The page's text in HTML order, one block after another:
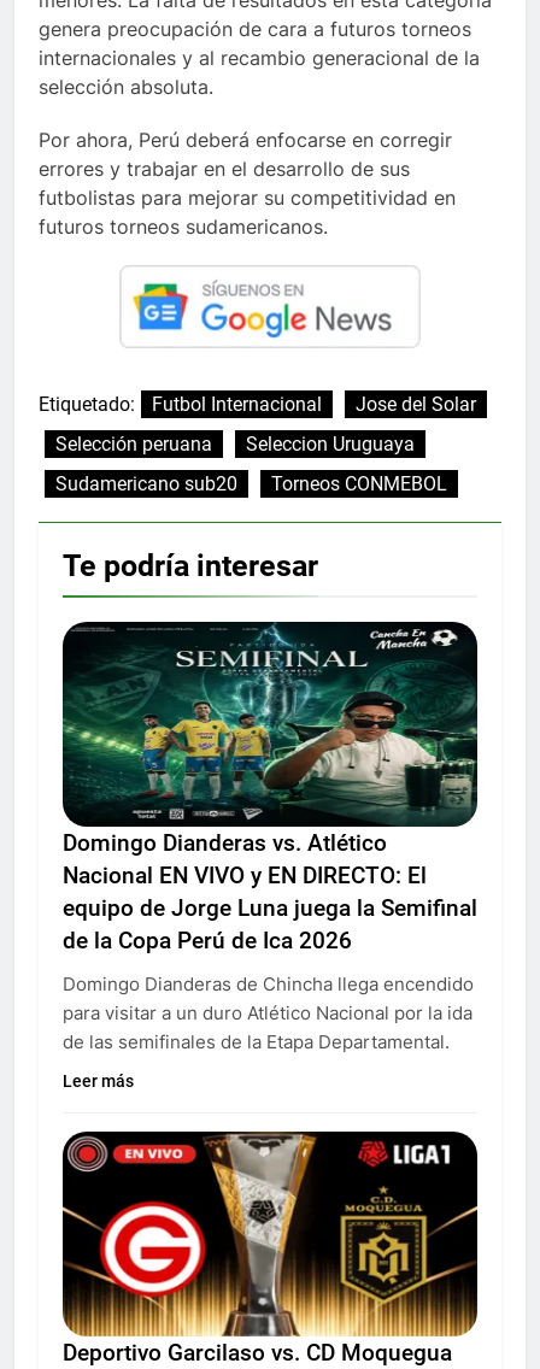
genera preocupación de cara a futuros torneos
internacionales y al recambio generacional de la
selección absoluta.
Por ahora, Perú deberá enfocarse en corregir
errores y trabajar en el desarrollo de sus
futbolistas para mejorar su competitividad en
futuros torneos sudamericanos.
Etiquetado: Futbol Internacional
Jose del Solar
Selección peruana
Seleccion Uruguaya
Sudamericano sub20
Torneos CONMEBOL
Te podría interesar
Domingo Dianderas vs. Atlético
Nacional EN VIVO y EN DIRECTO: El
equipo de Jorge Luna juega la Semifinal
de la Copa Perú de Ica 2026
Domingo Dianderas de Chincha llega encendido
para visitar a un duro Atlético Nacional por la ida
de las semifinales de la Etapa Departamental.
Leer más
Deportivo Garcilaso vs. CD Moquegua